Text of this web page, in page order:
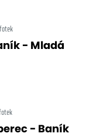
- Mladá
- Baník